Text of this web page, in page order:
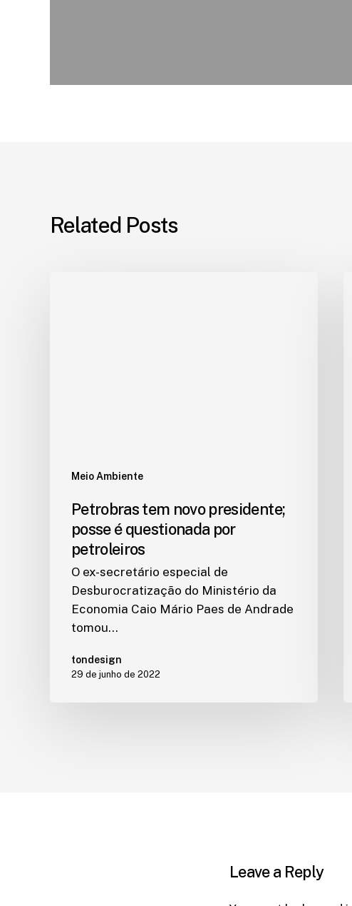
Related Posts
Meio Ambiente
Petrobras tem novo presidente;
posse é questionada por
petroleiros
O ex-secretário especial de
Desburocratização do Ministério da
Economia Caio Mário Paes de Andrade
tomou…
tondesign
29 de junho de 2022
Leave a Reply